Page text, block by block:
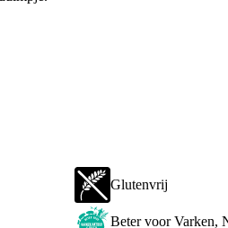
Glutenvrij
Beter voor Varken,